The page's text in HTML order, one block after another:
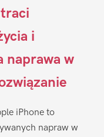
i
naprawa w
iPhone to
napraw w